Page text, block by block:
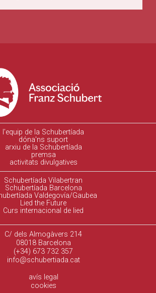
l'equip de la Schubertíada
dóna'ns suport
arxiu de la Schubertíada
premsa
activitats divulgatives
Schubertíada Vilabertran
Schubertíada Barcelona
Valdegovía/Gaubea
Lied the Future
Curs internacional de lied
C/ dels Almogàvers 214
08018 Barcelona
(+34) 673 732 357
info@schubertiada.cat
avís legal
cookies